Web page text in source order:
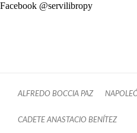
Facebook @servilibropy
ALFREDO BOCCIA PAZ
CADETE ANASTACIO BENÍTEZ